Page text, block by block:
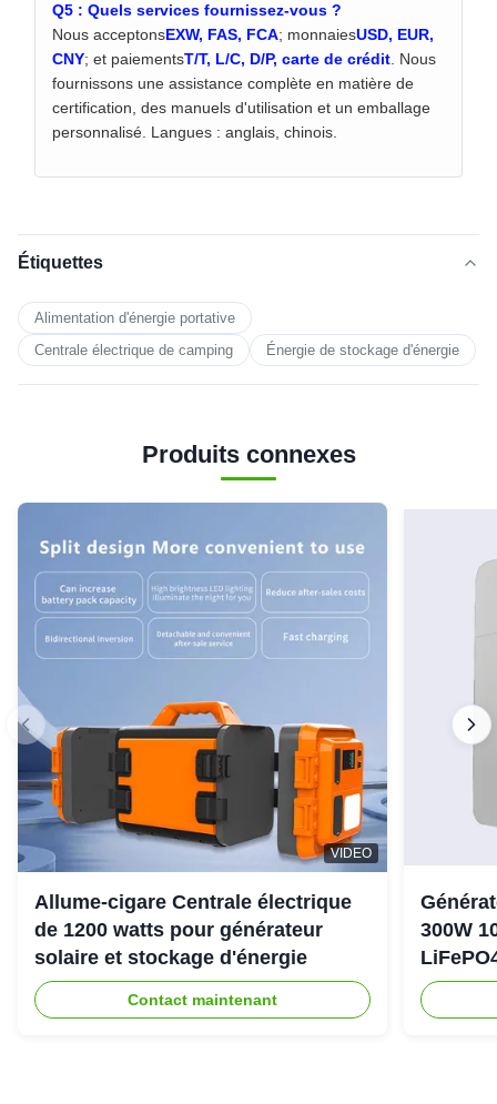
Q5 : Quels services fournissez-vous ?
Nous acceptonsEXW, FAS, FCA; monnaiesUSD, EUR,
CNY; et paiementsT/T, L/C, D/P, carte de crédit . Nous
fournissons une assistance complète en matière de
certification, des manuels d'utilisation et un emballage
personnalisé. Langues : anglais, chinois.
Étiquettes
Alimentation d'énergie portative
Centrale électrique de camping
Énergie de stockage d'énergie
Produits connexes
VIDEO
Allume-cigare Centrale électrique
de 1200 watts pour générateur
solaire et stockage d'énergie
Contact maintenant
300W